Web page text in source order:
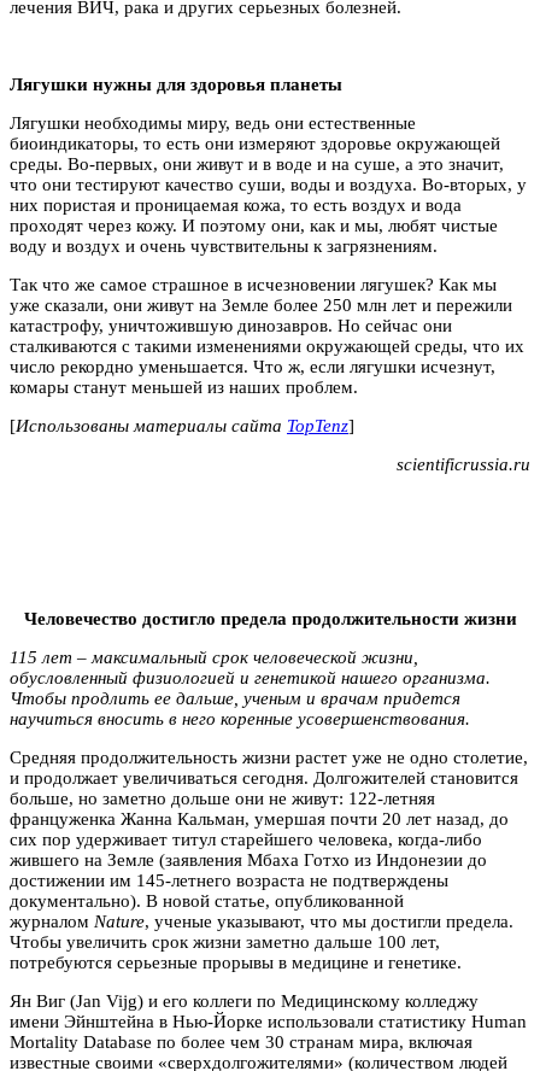
лечения ВИЧ, рака и других серьезных болезней.
Лягушки нужны для здоровья планеты
Лягушки необходимы миру, ведь они естественные
биоиндикаторы, то есть они измеряют здоровье окружающей
среды. Во-первых, они живут и в воде и на суше, а это значит,
что они тестируют качество суши, воды и воздуха. Во-вторых, у
них пористая и проницаемая кожа, то есть воздух и вода
проходят через кожу. И поэтому они, как и мы, любят чистые
воду и воздух и очень чувствительны к загрязнениям.
Так что же самое страшное в исчезновении лягушек? Как мы
уже сказали, они живут на Земле более 250 млн лет и пережили
катастрофу, уничтожившую динозавров. Но сейчас они
сталкиваются с такими изменениями окружающей среды, что их
число рекордно уменьшается. Что ж, если лягушки исчезнут,
комары станут меньшей из наших проблем.
[Использованы материалы сайта TopTenz]
scientificrussia.ru
Человечество достигло предела продолжительности жизни
115 лет – максимальный срок человеческой жизни,
обусловленный физиологией и генетикой нашего организма.
Чтобы продлить ее дальше, ученым и врачам придется
научиться вносить в него коренные усовершенствования.
Средняя продолжительность жизни растет уже не одно столетие,
и продолжает увеличиваться сегодня. Долгожителей становится
больше, но заметно дольше они не живут: 122-летняя
француженка Жанна Кальман, умершая почти 20 лет назад, до
сих пор удерживает титул старейшего человека, когда-либо
жившего на Земле (заявления Мбаха Готхо из Индонезии до
достижении им 145-летнего возраста не подтверждены
документально). В новой статье, опубликованной
журналом Nature, ученые указывают, что мы достигли предела.
Чтобы увеличить срок жизни заметно дальше 100 лет,
потребуются серьезные прорывы в медицине и генетике.
Ян Виг (Jan Vijg) и его коллеги по Медицинскому колледжу
имени Эйнштейна в Нью-Йорке использовали статистику Human
Mortality Database по более чем 30 странам мира, включая
известные своими «сверхдолгожителями» (количеством людей